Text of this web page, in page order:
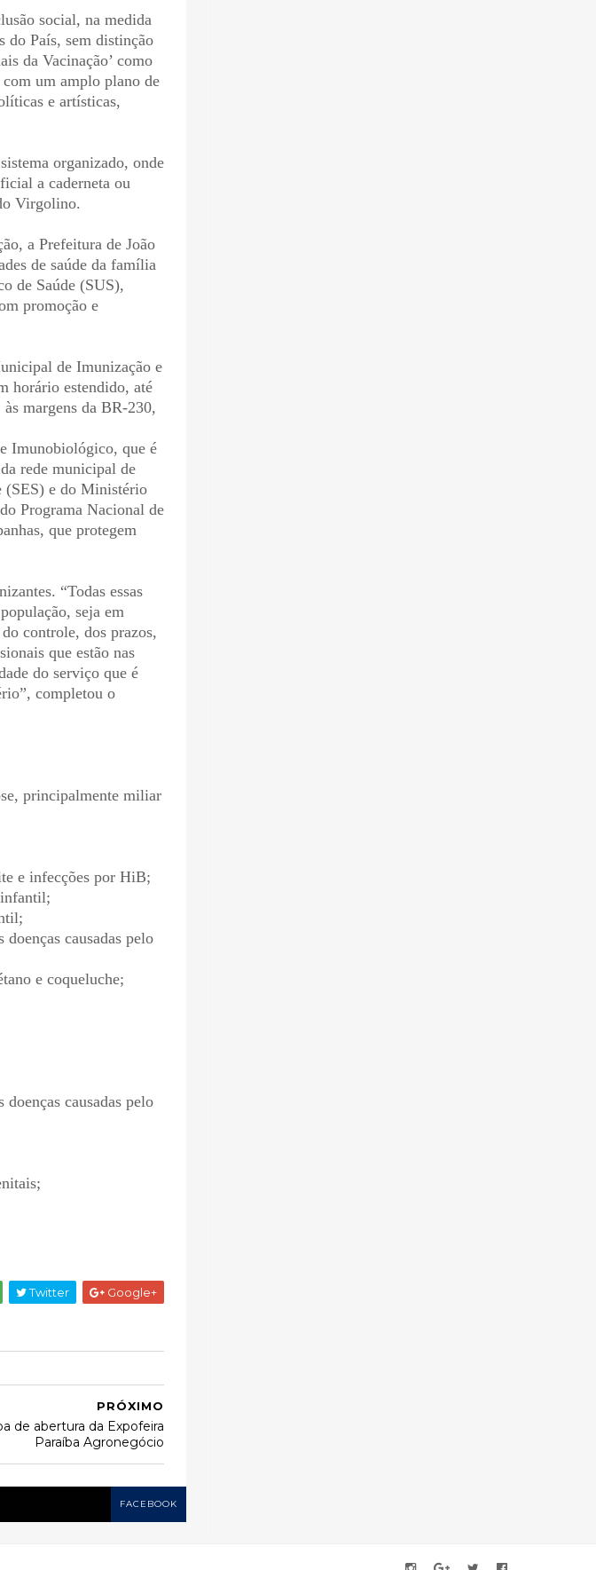
social, na medida
do País, sem distinção
da Vacinação’ como
um amplo plano de
e artísticas,
organizado, onde
a caderneta ou
Virgolino.
a Prefeitura de João
de saúde da família
de Saúde (SUS),
promoção e
de Imunização e
horário estendido, até
margens da BR-230,
Imunobiológico, que é
rede municipal de
(SES) e do Ministério
Programa Nacional de
que protegem
“Todas essas
seja em
controle, dos prazos,
que estão nas
do serviço que é
completou o
principalmente miliar
e infecções por HiB;
causadas pelo
e coqueluche;
causadas pelo
Twitter Google+
PRÓXIMO
de abertura da Expofeira
Paraíba Agronegócio
FACEBOOK